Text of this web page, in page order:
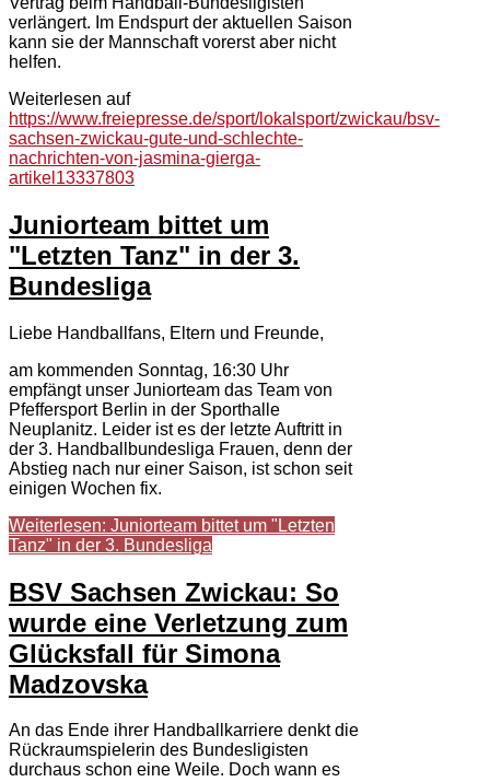
verlängert. Im Endspurt der aktuellen Saison
kann sie der Mannschaft vorerst aber nicht
helfen.
Weiterlesen auf
https://www.freiepresse.de/sport/lokalsport/zwickau/bsv-
sachsen-zwickau-gute-und-schlechte-
nachrichten-von-jasmina-gierga-
artikel13337803
Juniorteam bittet um
"Letzten Tanz" in der 3.
Bundesliga
Liebe Handballfans, Eltern und Freunde,
am kommenden Sonntag, 16:30 Uhr
empfängt unser Juniorteam das Team von
Pfeffersport Berlin in der Sporthalle
Neuplanitz. Leider ist es der letzte Auftritt in
der 3. Handballbundesliga Frauen, denn der
Abstieg nach nur einer Saison, ist schon seit
einigen Wochen fix.
Weiterlesen: Juniorteam bittet um "Letzten
Tanz" in der 3. Bundesliga
BSV Sachsen Zwickau: So
wurde eine Verletzung zum
Glücksfall für Simona
Madzovska
An das Ende ihrer Handballkarriere denkt die
Rückraumspielerin des Bundesligisten
durchaus schon eine Weile. Doch wann es